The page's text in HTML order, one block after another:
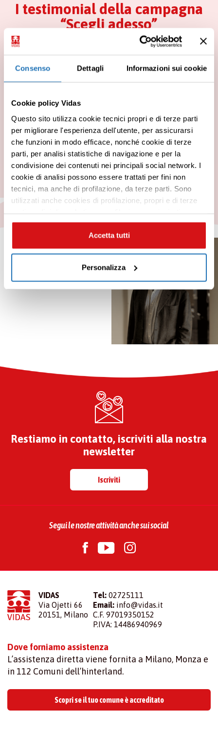
Consenso Dettagli Informazioni sui cookie
Cookie policy Vidas
Questo sito utilizza cookie tecnici propri e di terze parti
per migliorare l'esperienza dell'utente, per assicurarsi
che funzioni in modo efficace, nonché cookie di terze
parti, per analisi statistiche di navigazione e per la
condivisione dei contenuti nei principali social network. I
cookie di analisi possono essere trattati per fini non
tecnici, ma anche di profilazione, da terze parti. Sono
utilizzati anche cookies di profilazione, propri e di terze
contenuti mirati sulle tue preferenze e i tuoi interessi. Se
CHIUDI questo banner, saranno utilizzati soltanto
cookies tecnici. Seleziona i pulsanti sottostanti per
seleziona “ACCETTA TUTTI”, se vuoi abilitare o
disabilitare soltanto determinate categorie di cookies
seleziona “PERSONALIZZA”. Per maggiori informazioni
e modificare le tue preferenze vai alla nostracookie
Accetta tutti
Personalizza
I testimonial della campagna
“Scegli adesso”
Silvia Vegetti Finzi
testamento biologico, un tema ancora poco
conosciuto dagli italiani.
Scopri tutti i testimonial della campagna
Restiamo in contatto, iscriviti alla nostra
newsletter
Iscriviti
Segui le nostre attività anche sui social
VIDAS
Via Ojetti 66
20151, Milano
Tel: 02725111
Email: info@vidas.it
C.F. 97019350152
P.IVA: 14486940969
Dove forniamo assistenza
L’assistenza diretta viene fornita a Milano, Monza e
in 112 Comuni dell’hinterland.
Scopri se il tuo comune è accreditato
Premi INVIO per cercare o ESC per uscire